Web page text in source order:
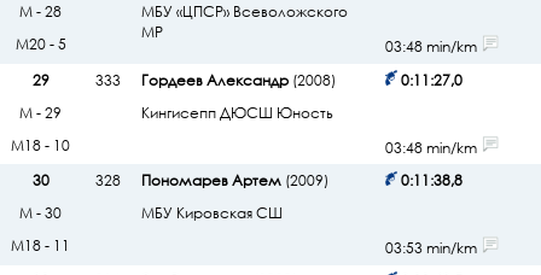
МБУ «ЦПСР» Всеволожского
МР
М - 28
М20 - 5
03:48 min/km
29
333 Гордеев Александр(2008)
Кингисепп ДЮСШ Юность
0:11:27,0
М - 29
М18 - 10
03:48 min/km
30
328 Пономарев Артем(2009)
МБУ Кировская СШ
0:11:38,8
М - 30
М18 - 11
03:53 min/km